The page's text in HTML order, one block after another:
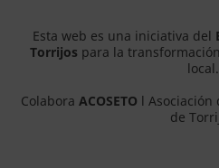
Esta web es una iniciativa del
Torrijos para la
local.
Colabora ACOSETO l Asociación
de